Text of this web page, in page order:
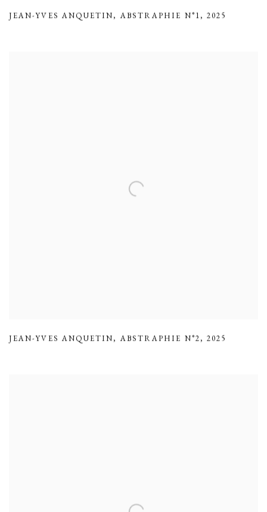
JEAN-YVES ANQUETIN, ABSTRAPHIE N°1, 2025
JEAN-YVES ANQUETIN, ABSTRAPHIE N°2, 2025